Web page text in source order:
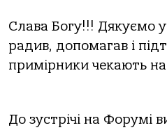
Слава Богу!!! Дякуємо
радив, допомагав і
примірники чекають на
До зустрічі на Форумі